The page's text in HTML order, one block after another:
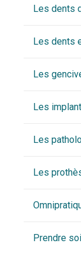
Les dents
Les dents
Les
Les
Les
Les
Prendre